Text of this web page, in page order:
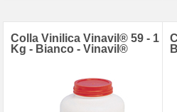
Colla Vinilica Vinavil® 59 - 1
Kg - Bianco - Vinavil®